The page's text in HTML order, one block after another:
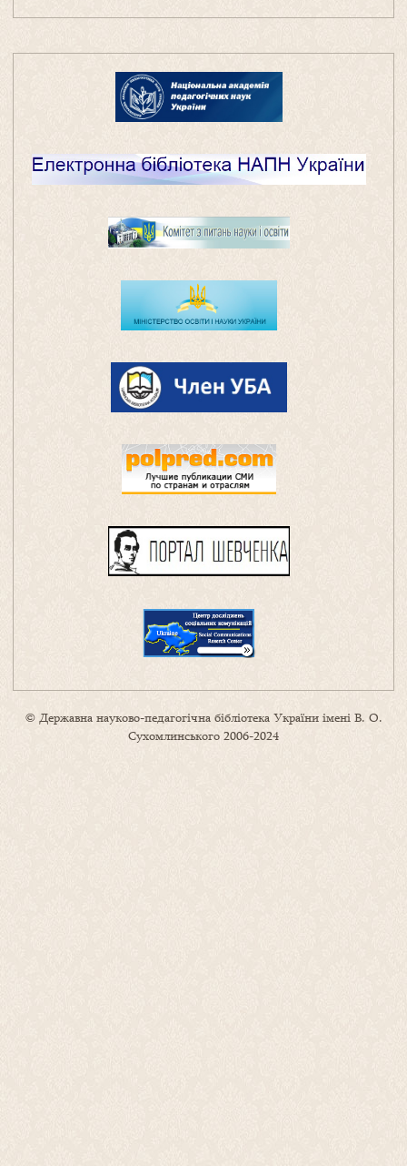
© Державна науково-педагогічна бібліотека України імені В. О.
Сухомлинського 2006-2024